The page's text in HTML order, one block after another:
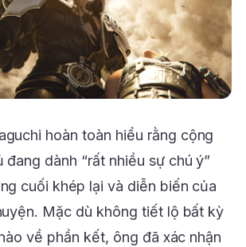
hoàn toàn hiểu rằng cộng
đang dành “rất nhiều sự chú ý”
cuối khép lại và diễn biến của
Mặc dù không tiết lộ bất kỳ
về phần kết, ông đã xác nhận